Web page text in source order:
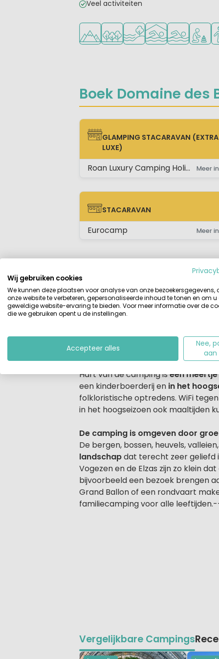
Veel activiteiten
Ligt in de heuvels/bergen
Ligt in een bosrijke omgeving
Ligt bij het water
OverdektOpenlucht
Boek Domaine des
GLAMPING STACARAVAN (EXTRA
GLAMPING STACARAVAN (EXTRA
LUXE)
Roan Luxury Camping HolidaysMeer
STACARAVAN
STACARAVAN
Eurocamp Meer
BeschrijvingAccommodaties
Beschrijving
4 Sterren Camping Domaine des
oud veel te doen is, een bijzondere
Volop waterpret
Hart van de camping iseen
een kinderboerderij en in het
folkloristische optredens. WiFi
in het hoogseizoen ook maaltijden
De camping is omgeven door
De bergen, bossen, heuvels,
landschapdat terecht zeer geliefd
Vogezen en de Elzas zijn zo klein
bijvoorbeeld een bezoek brengen
Grand Ballon of een rondvaart
familiecamping voor alle
Vergelijkbare Campings
Wij gebruiken cookies
We kunnen deze plaatsen voor analyse van onze bezoekersgegevens,
onze website te verbeteren, gepersonaliseerde inhoud te tonen en om u
geweldige website-ervaring te bieden. Voor meer informatie over de
die we gebruiken opent u de instellingen.
Accepteer alles
Nee,
aan